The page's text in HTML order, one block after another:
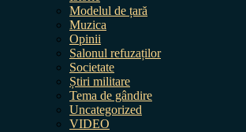
Modelul de țară
Muzica
Opinii
Salonul refuzaților
Societate
Știri militare
Tema de gândire
Uncategorized
VIDEO